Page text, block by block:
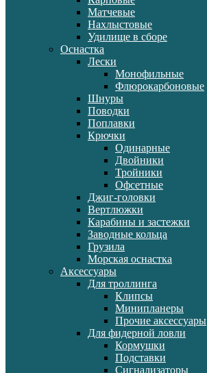
Матчевые
Нахлыстовые
Удилище в сборе
Оснастка
Лески
Монофильные
Флюрокарбоновые
Шнуры
Поводки
Поплавки
Крючки
Одинарные
Двойники
Тройники
Офсетные
Джиг-головки
Вертлюжки
Карабины и застежки
Заводные кольца
Грузила
Морская оснастка
Аксессуары
Для троллинга
Клипсы
Минипланеры
Прочие аксессуары
Для фидерной ловли
Кормушки
Подставки
Сигнализаторы